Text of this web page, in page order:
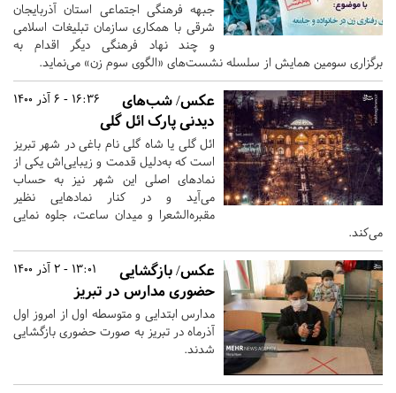
جبهه فرهنگی اجتماعی استان آذربایجان
شرقی با همکاری سازمان تبلیغات اسلامی
و چند نهاد فرهنگی دیگر اقدام به
برگزاری سومین همایش از سلسله نشست‌های «الگوی سوم زن» می‌نماید.
16:36 - 6 آذر 1400
عکس/ شب‌های
دیدنی پارک ائل گلی
ائل گلی یا شاه گلی نام باغی در شهر تبریز
است که به‌دلیل قدمت و زیبایی‌اش یکی از
نمادهای اصلی این شهر نیز به حساب
می‌آید و در کنار نمادهایی نظیر
مقبره‌الشعرا و میدان ساعت، جلوه نمایی
می‌کند.
13:01 - 2 آذر 1400
عکس/ بازگشایی
حضوری مدارس در تبریز
مدارس ابتدایی و متوسطه اول از امروز اول
آذرماه در تبریز به صورت حضوری بازگشایی
شدند.